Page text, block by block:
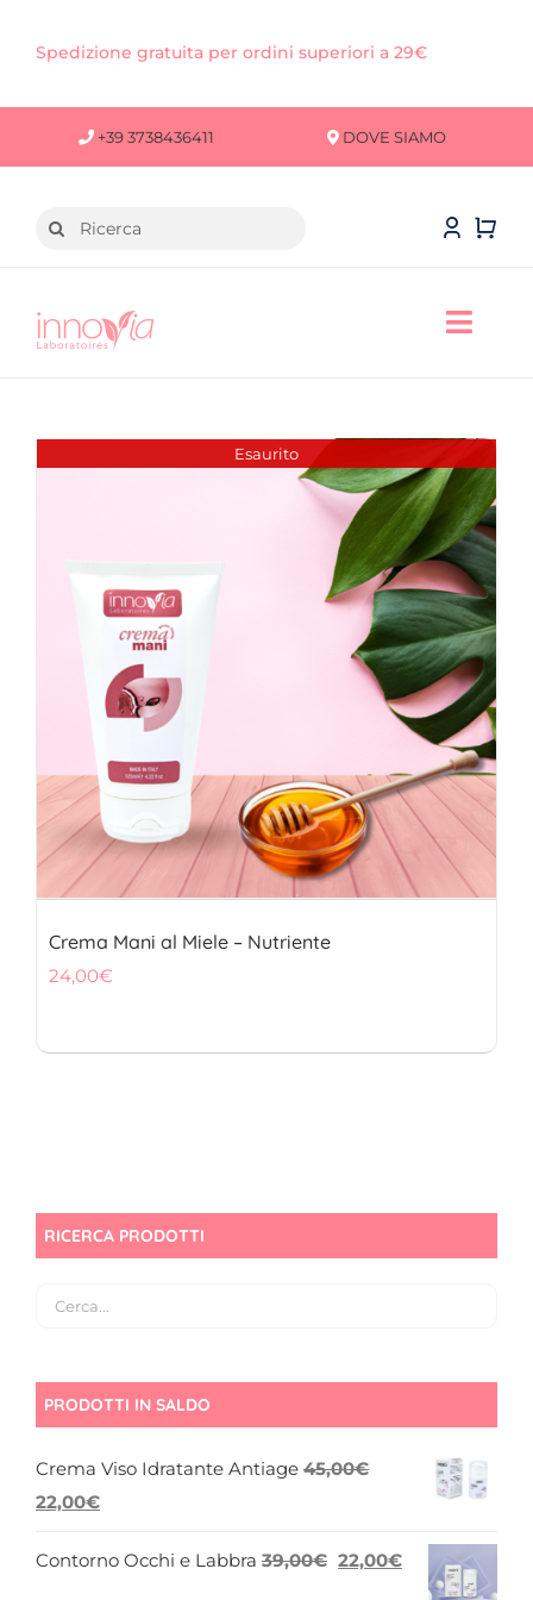
Spedizione gratuita per ordini superiori a 29€
+39 3738436411 DOVE SIAMO
Cerca
FITOTERAPICI
CHI SIAMO
Esaurito
Crema Mani al Miele – Nutriente
24,00€
RICERCA PRODOTTI
PRODOTTI IN SALDO
Crema Viso Idratante Antiage 45,00€
Il
originale
22,00€
attuale
Contorno Occhi e Labbra 39,00€ Il
22,00€
prezzo